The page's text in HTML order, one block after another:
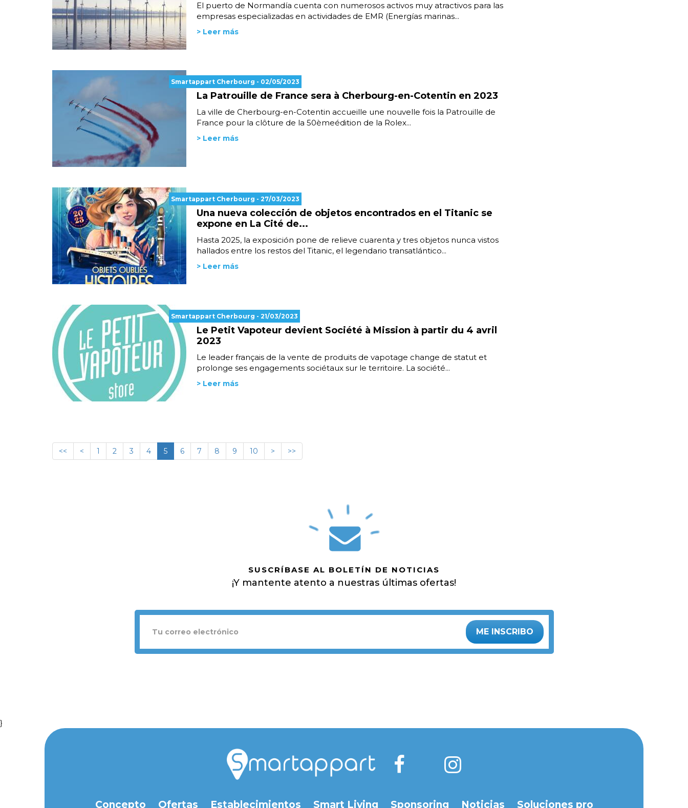
El puerto de Normandía cuenta con numerosos activos muy atractivos para las
empresas especializadas en actividades de EMR (Energías marinas...
> Leer más
Smartappart Cherbourg - 02/05/2023
La Patrouille de France sera à Cherbourg-en-Cotentin en 2023
La ville de Cherbourg-en-Cotentin accueille une nouvelle fois la Patrouille de
France pour la clôture de la 50èmeédition de la Rolex...
> Leer más
Smartappart Cherbourg - 27/03/2023
Una nueva colección de objetos encontrados en el Titanic se
expone en La Cité de...
Hasta 2025, la exposición pone de relieve cuarenta y tres objetos nunca vistos
hallados entre los restos del Titanic, el legendario transatlántico...
> Leer más
Smartappart Cherbourg - 21/03/2023
Le Petit Vapoteur devient Société à Mission à partir du 4 avril
2023
Le leader français de la vente de produits de vapotage change de statut et
prolonge ses engagements sociétaux sur le territoire. La société...
> Leer más
<< < 1 2 3 4 5 6 7 8 9 10 > >>
SUSCRÍBASE AL BOLETÍN DE NOTICIAS
¡Y mantente atento a nuestras últimas ofertas!
ME INSCRIBO
}
Concepto Ofertas Establecimientos Smart Living Sponsoring Noticias Soluciones pro